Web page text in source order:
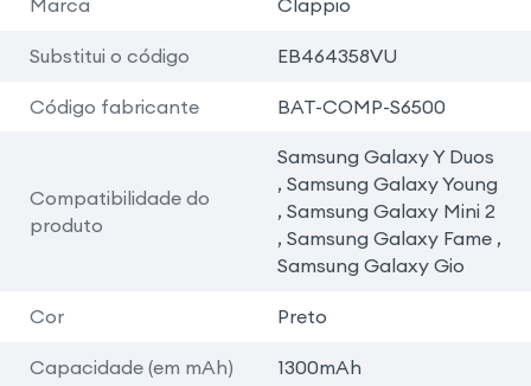
Substitui o código EB464358VU
Código fabricante BAT-COMP-S6500
Compatibilidade do
produto
Samsung Galaxy Y Duos
, Samsung Galaxy Young
, Samsung Galaxy Mini 2
, Samsung Galaxy Fame ,
Samsung Galaxy Gio
Cor Preto
Capacidade (em mAh) 1300mAh